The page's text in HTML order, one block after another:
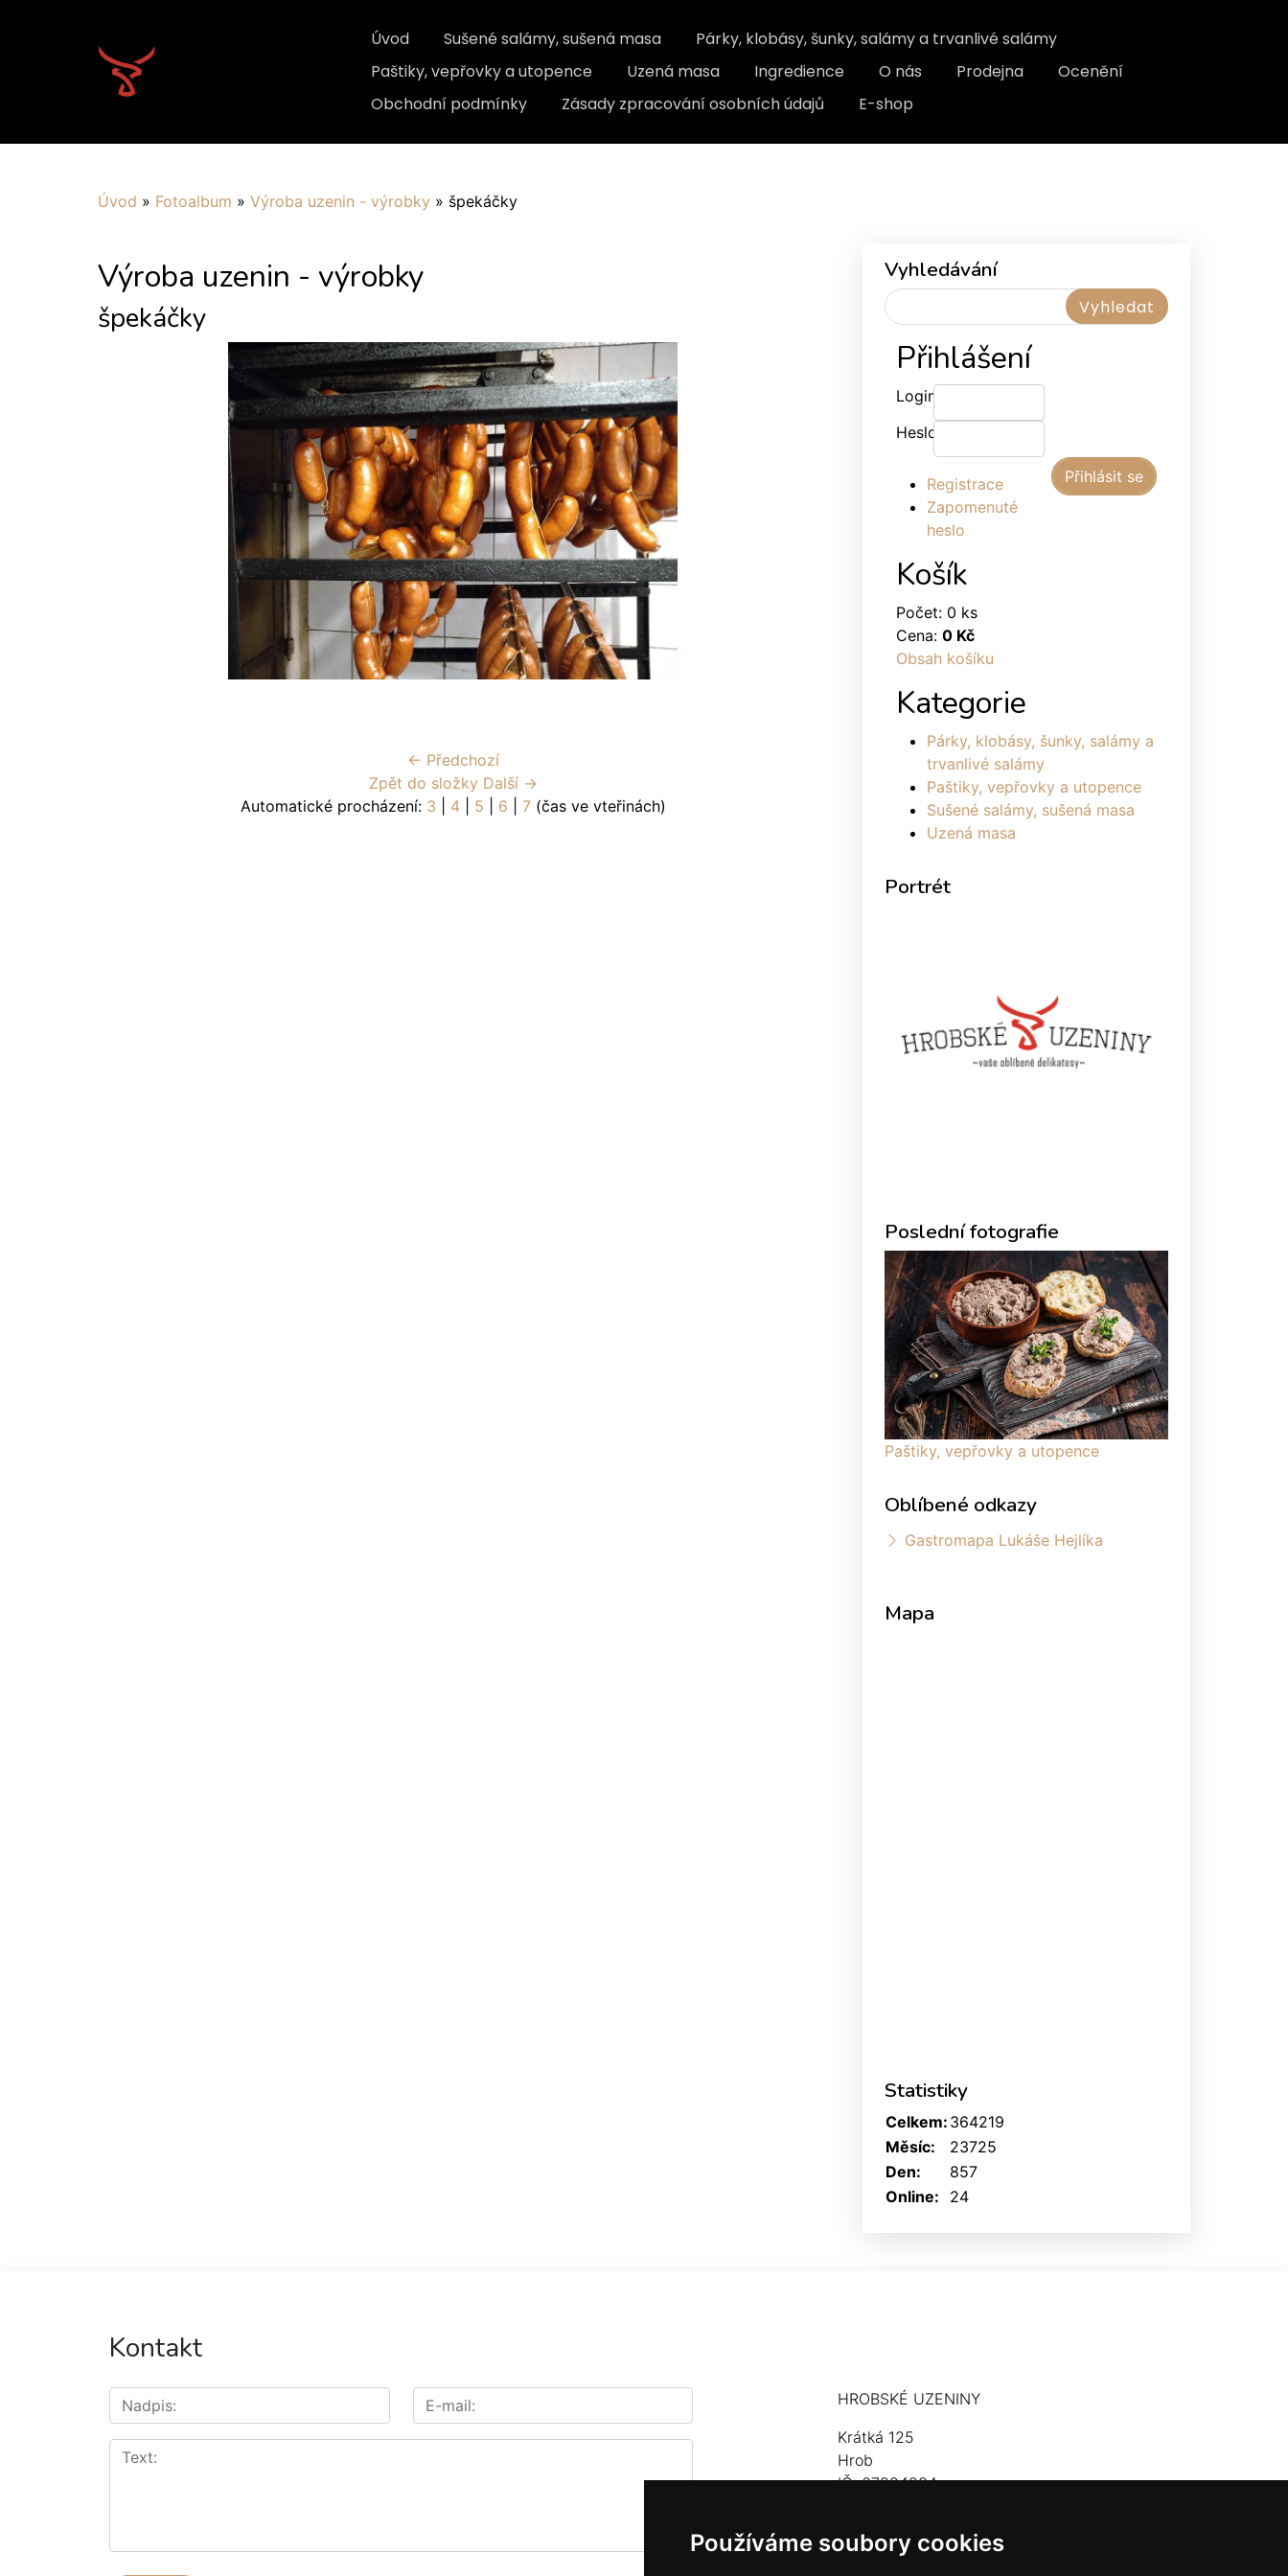
Používáme soubory cookies
Úvod Sušené salámy, sušená masa
Párky, klobásy, šunky, salámy a trvanlivé salámy
Paštiky, vepřovky a utopence
Uzená masa Ingredience O nás Prodejna
Ocenění
Obchodní podmínky
Zásady zpracování osobních údajů E-shop
Úvod » Fotoalbum » Výroba uzenin - výrobky » špekáčky
Výroba uzenin - výrobky
špekáčky
← Předchozí
Zpět do složky Další →
Automatické procházení: 3 4| 5 6 7(čas ve vteřinách)
Vyhledávání
Přihlášení
Login:
Heslo:
Registrace
Zapomenuté
heslo
Košík
Počet: 0 ks
Cena: 0 Kč
Obsah košíku
Kategorie
Párky, klobásy, šunky, salámy a
trvanlivé salámy
Paštiky, vepřovky a utopence
Sušené salámy, sušená masa
Uzená masa
Portrét
Poslední fotografie
Paštiky, vepřovky a utopence
Oblíbené odkazy
Gastromapa Lukáše Hejlíka
Mapa
Statistiky
Online: 24
Celkem: 364219
Měsíc:
23725
Den:
857
Kontakt
HROBSKÉ UZENINY
Krátká 125
Hrob
IČ: 67824234
hrobskeuzeniny@seznam.cz